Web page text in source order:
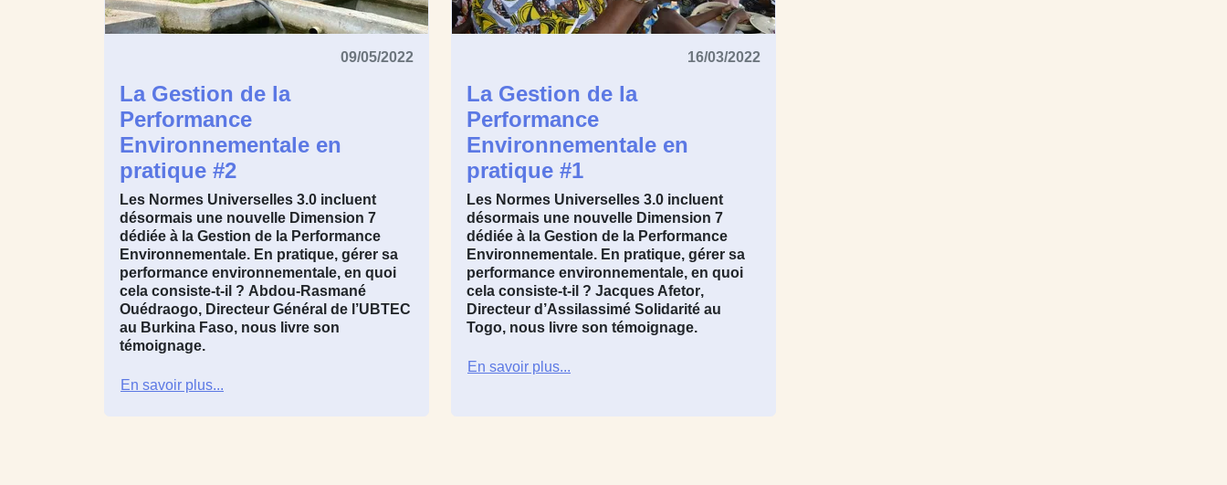
09/05/2022
La Gestion de la
Performance
Environnementale en
pratique #2
Les Normes Universelles 3.0 incluent
désormais une nouvelle Dimension 7
dédiée à la Gestion de la Performance
Environnementale. En pratique, gérer sa
performance environnementale, en quoi
cela consiste-t-il ? Abdou-Rasmané
Ouédraogo, Directeur Général de l’UBTEC
au Burkina Faso, nous livre son
témoignage.
En savoir plus...
16/03/2022
La Gestion de la
Performance
Environnementale en
pratique #1
Les Normes Universelles 3.0 incluent
désormais une nouvelle Dimension 7
dédiée à la Gestion de la Performance
Environnementale. En pratique, gérer sa
performance environnementale, en quoi
cela consiste-t-il ? Jacques Afetor,
Directeur d’Assilassimé Solidarité au
Togo, nous livre son témoignage.
En savoir plus...